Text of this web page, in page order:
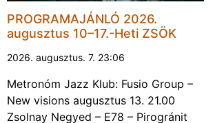
PROGRAMAJÁNLÓ 2026.
augusztus 10–17.-Heti ZSÖK
2026. augusztus. 7. 23:06
Metronóm Jazz Klub: Fusio Group –
New visions augusztus 13. 21.00
Zsolnay Negyed – E78 – Pirogránit